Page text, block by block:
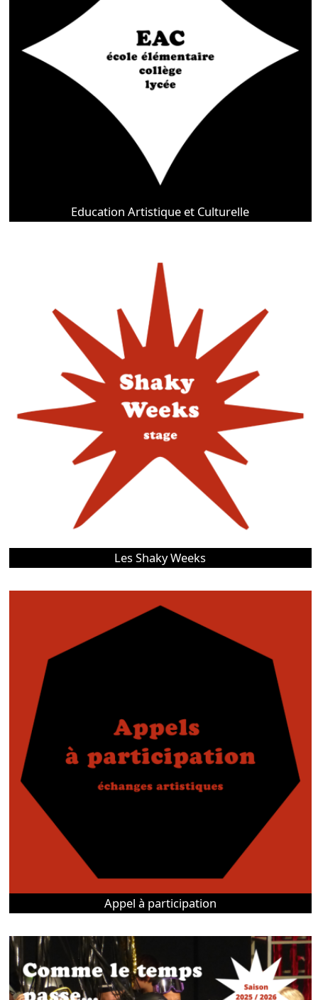
Education Artistique et Culturelle
Les Shaky Weeks
Appel à participation